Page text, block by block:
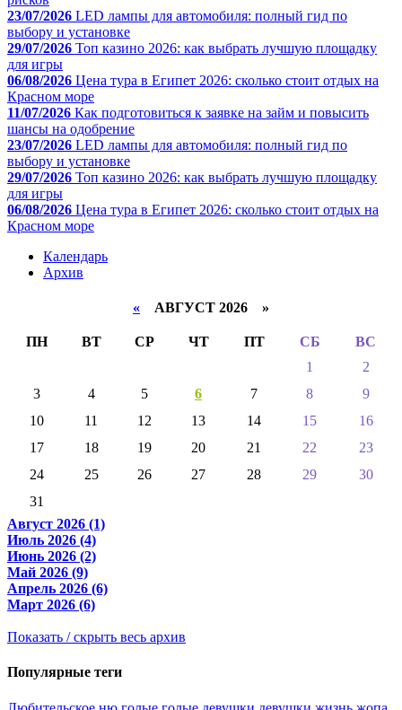
23/07/2026 LED лампы для автомобиля: полный гид по
выбору и установке
29/07/2026 Топ казино 2026: как выбрать лучшую площадку
для игры
06/08/2026 Цена тура в Египет 2026: сколько стоит отдых на
Красном море
11/07/2026 Как подготовиться к заявке на займ и повысить
шансы на одобрение
23/07/2026 LED лампы для автомобиля: полный гид по
выбору и установке
29/07/2026 Топ казино 2026: как выбрать лучшую площадку
для игры
06/08/2026 Цена тура в Египет 2026: сколько стоит отдых на
Красном море
Календарь
Архив
« АВГУСТ 2026 »
ПН ВТ СР ЧТ ПТ СБ
ВС
1
2
3
4 5 6 7 8
9
10
11 12 13 14 15
16
17
18 19 20 21 22
23
24
25 26 27 28 29
30
31
Август 2026 (1)
Июль 2026 (4)
Июнь 2026 (2)
Май 2026 (9)
Апрель 2026 (6)
Март 2026 (6)
Показать / скрыть весь архив
Популярные теги